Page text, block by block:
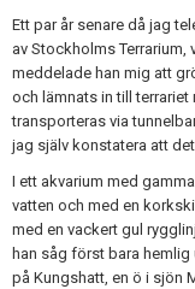
Ett par år senare då jag
av Stockholms
meddelade han mig att
och lämnats in till
transporteras via
jag själv konstatera att
I ett akvarium med
vatten och med en
med en vackert gul
han såg först bara
på Kungshatt, en ö i sjön